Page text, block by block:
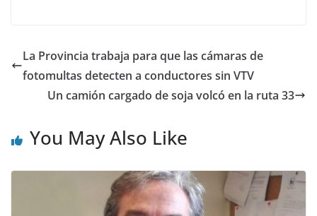
La Provincia trabaja para que las cámaras de
fotomultas detecten a conductores sin VTV
Un camión cargado de soja volcó en la ruta 33
You May Also Like